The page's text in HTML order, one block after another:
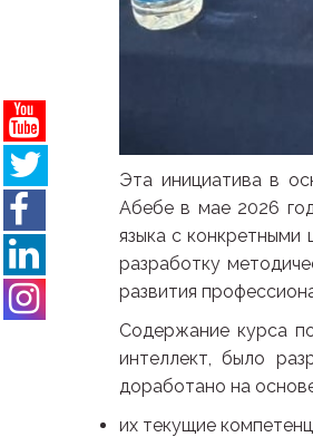
Эта инициатива в
Абебе в мае 2026
языка с конкретными
разработку
развития
Содержание курса
интеллект, было
доработано на
их текущие